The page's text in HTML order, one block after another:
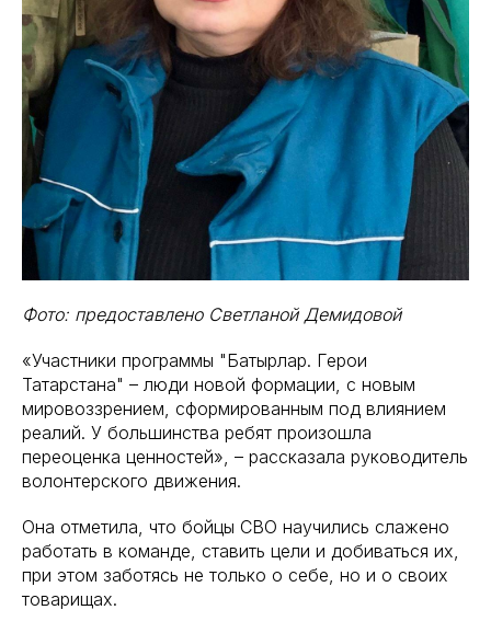
Фото: предоставлено Светланой Демидовой
«Участники программы "Батырлар. Герои
Татарстана" – люди новой формации, с новым
мировоззрением, сформированным под влиянием
реалий. У большинства ребят произошла
переоценка ценностей», – рассказала руководитель
волонтерского движения.
Она отметила, что бойцы СВО научились слажено
работать в команде, ставить цели и добиваться их,
при этом заботясь не только о себе, но и о своих
товарищах.